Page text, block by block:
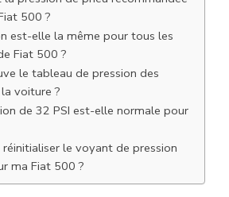
500 ?
est-elle la même pour tous les
Fiat 500 ?
le tableau de pression des
voiture ?
de 32 PSI est-elle normale pour
le voyant de pression
ma Fiat 500 ?